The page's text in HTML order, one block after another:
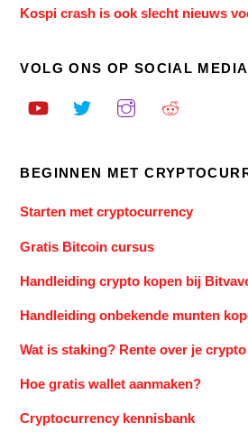
Kospi crash is ook slecht nieuws
VOLG ONS OP SOCIAL MEDIA
BEGINNEN MET
Starten met cryptocurrency
Gratis Bitcoin cursus
Handleiding crypto kopen bij
Handleiding onbekende munten
Wat is staking? Rente over je crypto
Hoe gratis wallet aanmaken?
Cryptocurrency kennisbank